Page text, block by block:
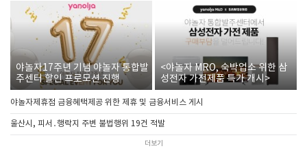
야놀자17주년 기념 야놀자 통합발
주센터 할인 프로모션 진행
<야놀자 MRO, 숙박업소 위한 삼
성전자 가전제품 특가 개시>
야놀자제휴점 금융혜택제공 위한 제휴 및 금융서비스 게시
울산시, 피서․행락지 주변 불법행위 19건 적발
더보기